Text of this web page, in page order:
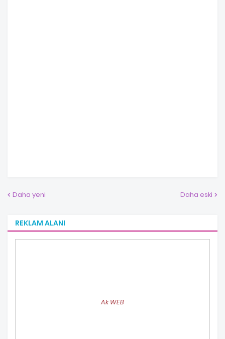
Daha yeni Daha eski
REKLAM ALANI
Ak WEB